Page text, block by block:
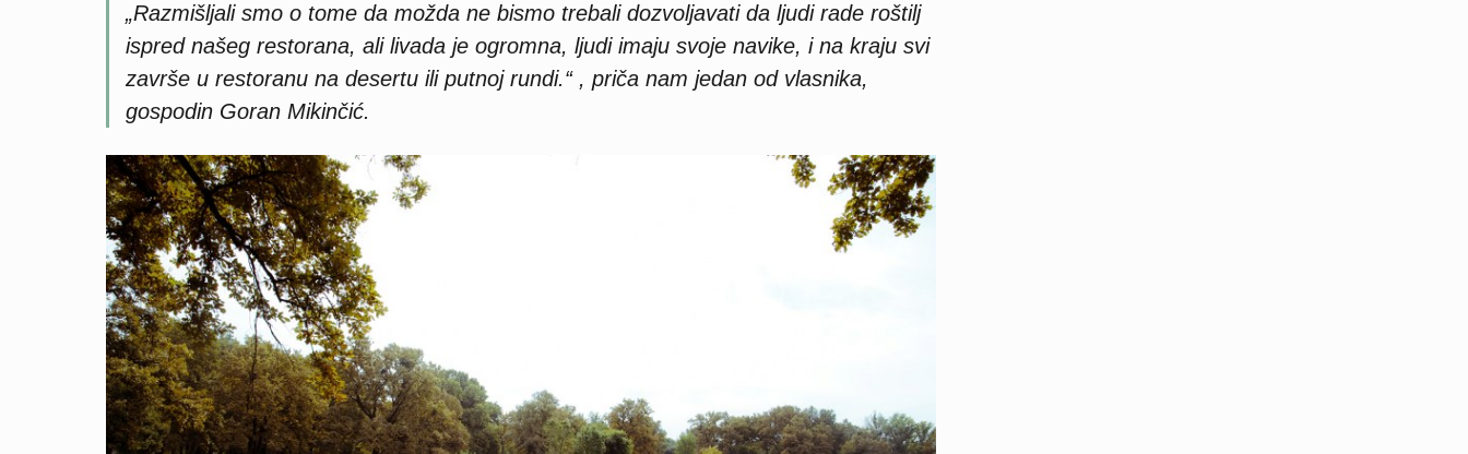
„Razmišljali smo o tome da možda ne bismo trebali dozvoljavati da ljudi rade roštilj
ispred našeg restorana, ali livada je ogromna, ljudi imaju svoje navike, i na kraju svi
završe u restoranu na desertu ili putnoj rundi.“ , priča nam jedan od vlasnika,
gospodin Goran Mikinčić.